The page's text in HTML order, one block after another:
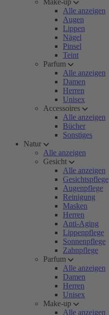
Make-up
Alle anzeigen
Augen
Lippen
Nägel
Pinsel
Teint
Parfum
Alle anzeigen
Damen
Herren
Unisex
Accessoires
Alle anzeigen
Bücher
Sonstiges
Natur
Alle anzeigen
Gesicht
Alle anzeigen
Gesichtspflege
Augenpflege
Reinigung
Masken
Herren
Anti-Aging
Lippenpflege
Sonnenpflege
Zahnpflege
Parfum
Alle anzeigen
Damen
Herren
Unisex
Make-up
Alle anzeigen